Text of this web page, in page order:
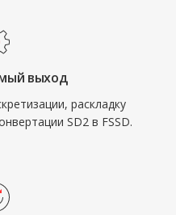
выход
раскладку
SD2 в FSSD.